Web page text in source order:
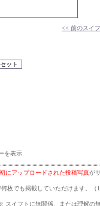
<< 前のスイ
を表示
にアップロードされた投稿写真が
枚でも掲載していただけます。（
スイフトに無関係、または理解の